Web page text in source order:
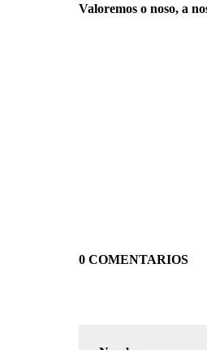
Valoremos o noso, a
0 COMENTARIOS